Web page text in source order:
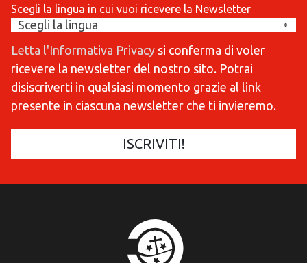
Scegli la lingua in cui vuoi ricevere la Newsletter
Letta l'Informativa Privacy si conferma di voler
ricevere la newsletter del nostro sito. Potrai
disiscriverti in qualsiasi momento grazie al link
presente in ciascuna newsletter che ti invieremo.